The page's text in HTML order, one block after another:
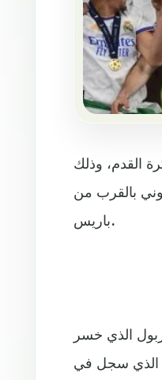
القدم، وذلك
سان دوني بالقرب من
باريس.
الذي خسر
جونيور الذي سجل في